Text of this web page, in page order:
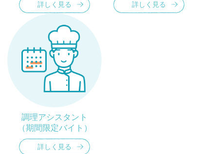
詳しく見る 詳しく見る
調理アシスタント
（期間限定バイト）
詳しく見る